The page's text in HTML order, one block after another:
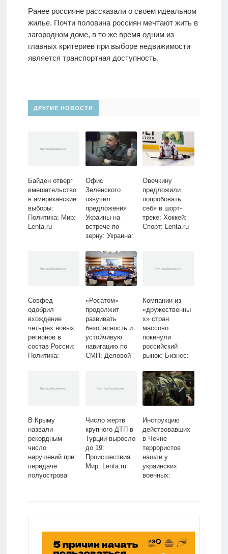
Ранее россияне рассказали о своем идеальном
жилье. Почти половина россиян мечтают жить в
загородном доме, в то же время одним из
главных критериев при выборе недвижимости
является транспортная доступность.
ДРУГИЕ НОВОСТИ
Байден отверг
вмешательство
в американские
выборы:
Политика: Мир:
Lenta.ru
Офис
Зеленского
озвучил
предложения
Украины на
встрече по
зерну: Украина:
Lenta.ru
Овечкину
предложили
попробовать
себя в шорт-
треке: Хоккей:
Спорт: Lenta.ru
Совфед
одобрил
вхождение
четырех новых
регионов в
состав России:
Политика:
«Росатом»
продолжит
развивать
безопасность и
устойчивую
навигацию по
СМП: Деловой
Компании из
«дружественны
х» стран
массово
покинули
российский
рынок: Бизнес:
Lenta.ru
В Крыму
назвали
рекордным
число
нарушений при
передаче
полуострова
Россия: Lenta.ru
Число жертв
крупного ДТП в
Турции выросло
до 19:
Происшествия:
Мир: Lenta.ru
Инструкцию
действовавших
в Чечне
террористов
нашли у
украинских
военных:
Lenta.ru